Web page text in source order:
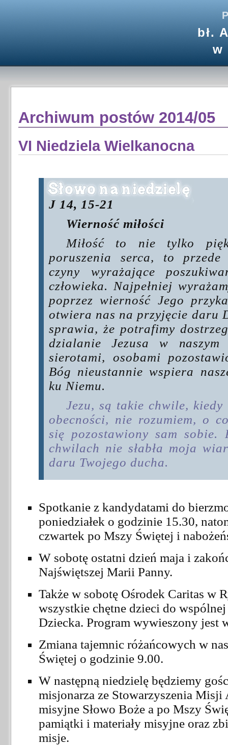
bł.
w
Archiwum postów 2014/05
VI Niedziela Wielkanocna
J 14, 15-21
Wierność miłości
Miłość to nie tylko
poruszenia serca, to przede
czyny wyrażające
człowieka. Najpełniej
poprzez wierność Jego
otwiera nas na przyjęcie daru
sprawia, że potrafimy
dzialanie Jezusa w
sierotami, osobami
Bóg nieustannie wspiera
ku Niemu.
Jezu, są takie chwile,
obecności, nie rozumiem, o
się pozostawiony sam sobie.
chwilach nie słabła moja
daru Twojego ducha.
Spotkanie z kandydatami do
poniedziałek o godzinie 15.30,
czwartek po Mszy Świętej i
W sobotę ostatni dzień maja i
Najświętszej Marii Panny.
Także w sobotę Ośrodek Caritas w
wszystkie chętne dzieci do
Dziecka. Program wywieszony jest
Zmiana tajemnic różańcowych w
Świętej o godzinie 9.00.
W następną niedzielę będziemy
misjonarza ze Stowarzyszenia
misyjne Słowo Boże a po Mszy
pamiątki i materiały misyjne oraz
misje.